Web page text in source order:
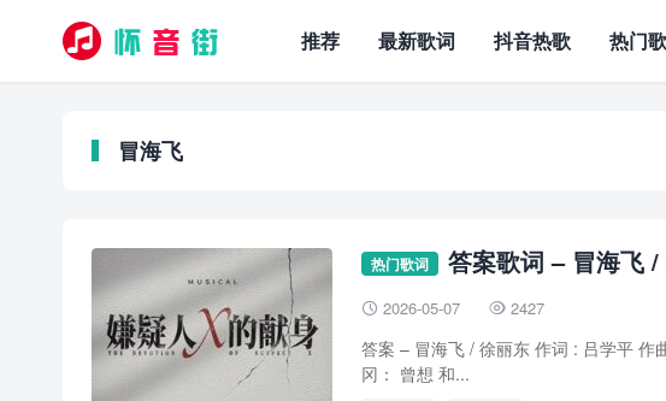
推荐 最新歌词 抖音热歌 热门
冒海飞
热门歌词 答案歌词 – 冒海飞
 2026-05-07  2427
答案 – 冒海飞 / 徐丽东 作词 : 吕学平
冈： 曾想 和...